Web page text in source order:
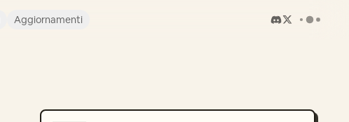
Aggiornamenti